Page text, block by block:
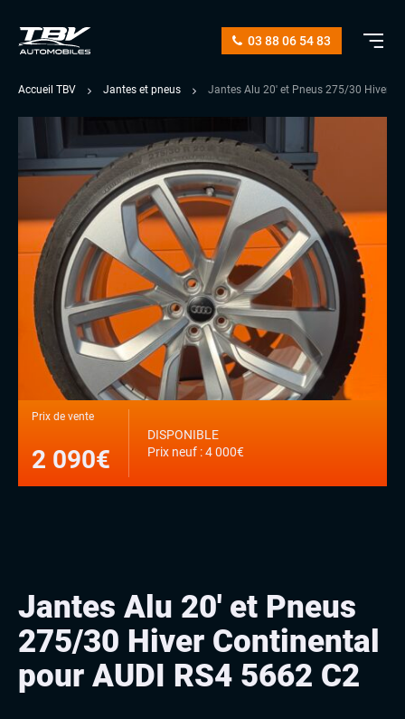
03 88 06 54 83
Accueil TBV Jantes et pneus Jantes Alu 20′ et Pneus 275/30 Hiver
Prix de vente
2 090€
DISPONIBLE
Prix neuf : 4 000€
Jantes Alu 20′ et Pneus
275/30 Hiver Continental
pour AUDI RS4 5662 C2